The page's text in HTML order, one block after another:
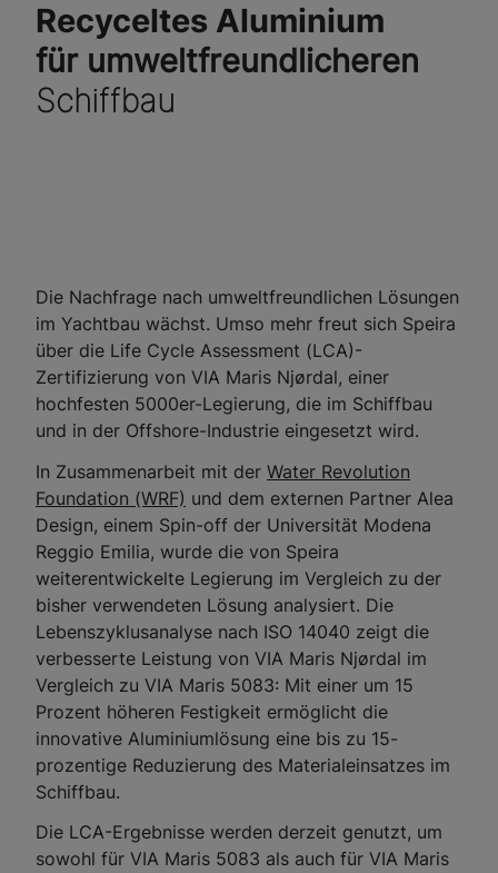
Recyceltes Aluminium
für umweltfreundlicheren
Schiffbau
Die Nachfrage nach umweltfreundlichen Lösungen
im Yachtbau wächst. Umso mehr freut sich Speira
über die Life Cycle Assessment (LCA)-
Zertifizierung von VIA Maris Njørdal, einer
hochfesten 5000er-Legierung, die im Schiffbau
und in der Offshore-Industrie eingesetzt wird.
In Zusammenarbeit mit der Water Revolution
Foundation (WRF) und dem externen Partner Alea
Design, einem Spin-off der Universität Modena
Reggio Emilia, wurde die von Speira
weiterentwickelte Legierung im Vergleich zu der
bisher verwendeten Lösung analysiert. Die
Lebenszyklusanalyse nach ISO 14040 zeigt die
verbesserte Leistung von VIA Maris Njørdal im
Vergleich zu VIA Maris 5083: Mit einer um 15
Prozent höheren Festigkeit ermöglicht die
innovative Aluminiumlösung eine bis zu 15-
prozentige Reduzierung des Materialeinsatzes im
Schiffbau.
Die LCA-Ergebnisse werden derzeit genutzt, um
sowohl für VIA Maris 5083 als auch für VIA Maris